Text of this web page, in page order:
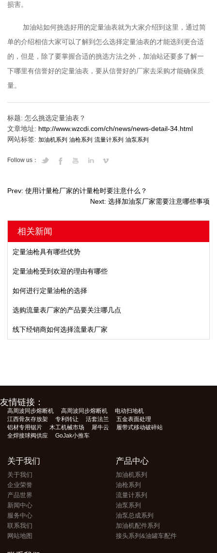
损害。
加油站如何挑选好用的定量油表就为大家介绍到这里，通过简
单的介绍相信大家可以了解到怎么选择定量油表的才能选到更合适
的，但是，除了要掌握合适的挑选方法之外，加油站还要多了解一
下哪里有信誉好的定量油表，要从信誉好的厂家去采购才能确保质
量。
标题: 怎么挑选定量油表？
文章地址: http://www.wzcdi.com/ch/news/news-detail-34.html
网站标签: 加油机系列 油枪系列 流量计系列 油泵系列
Follow us：
Prev: 使用计量枪厂家的计量枪时要注意什么？
Next: 选择加油泵厂家需要注意哪些事项
相关新闻
定量油枪具有哪些优势
定量油枪受到欢迎的理由有哪些
如何进行定量油枪的选择
选购流量表厂家的产品要关注哪几点
线下经销商如何选择流量表厂家
友情链接：
高周波同步熔断机 高周波同步熔断机
电动扫地机
江西骨灰存放架
专利转让 活套法兰
五金表面处理
铝材专用锯片
木工机械市场 犀牛云
履带式移动破碎站
全焊接球阀供应
GoJak小推车
关于我们
关于我们
企业荣誉
产品世界
新闻中心
服务中心
联系我们
网站地图
产品中心
加油机系列
油枪系列
流量计系列
油泵系列
油泵总成系列
加油机配件系列
接头系列&油罐车配件